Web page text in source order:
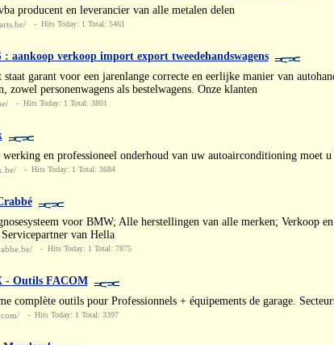
producent en leverancier van alle metalen delen
- Hits Today: 1 Total: 5461
: aankoop verkoop import export tweedehandswagens
garant voor een jarenlange correcte en eerlijke manier van
zowel personenwagens als bestelwagens. Onze klanten
- Hits Today: 1 Total: 3801
werking en professioneel onderhoud van uw autoairconditioning moet
- Hits Today: 1 Total: 3684
voor BMW; Alle herstellingen van alle merken; Verkoop
van Hella
- Hits Today: 1 Total: 7875
- Outils FACOM
complète outils pour Professionnels + équipements de garage.
- Hits Today: 1 Total: 3397